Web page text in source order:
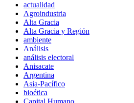
actualidad
Agroindustria
Alta Gracia
Alta Gracia y Región
ambiente
Análisis
análisis electoral
Anisacate
Argentina
Asia-Pacífico
bioética